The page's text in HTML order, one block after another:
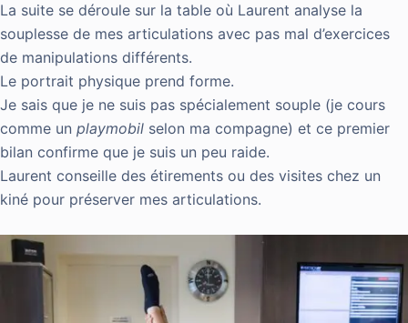
La suite se déroule sur la table où Laurent analyse la
souplesse de mes articulations avec pas mal d’exercices
de manipulations différents.
Le portrait physique prend forme.
Je sais que je ne suis pas spécialement souple (je cours
comme un playmobil selon ma compagne) et ce premier
bilan confirme que je suis un peu raide.
Laurent conseille des étirements ou des visites chez un
kiné pour préserver mes articulations.